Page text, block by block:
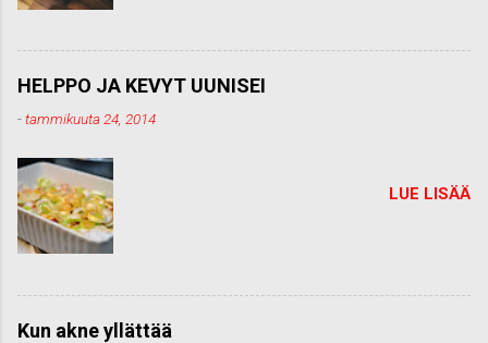
HELPPO JA KEVYT UUNISEI
-tammikuuta 24, 2014
LUE LISÄÄ
Kun akne yllättää